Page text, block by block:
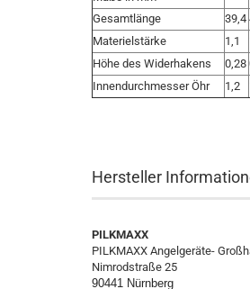
Gesamtlänge 39,4
Materielstärke
1,1
Höhe des Widerhakens
0,28
Innendurchmesser Öhr
1,2
Hersteller
PILKMAXX
PILKMAXX Angelgeräte-
Nimrodstraße 25
90441 Nürnberg